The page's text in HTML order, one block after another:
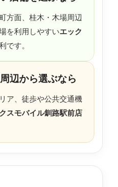
方面、桂木・木場周辺
を利用しやすいエック
です。
辺から選ぶなら
ア、徒歩や公共交通機
スモバイル釧路駅前店